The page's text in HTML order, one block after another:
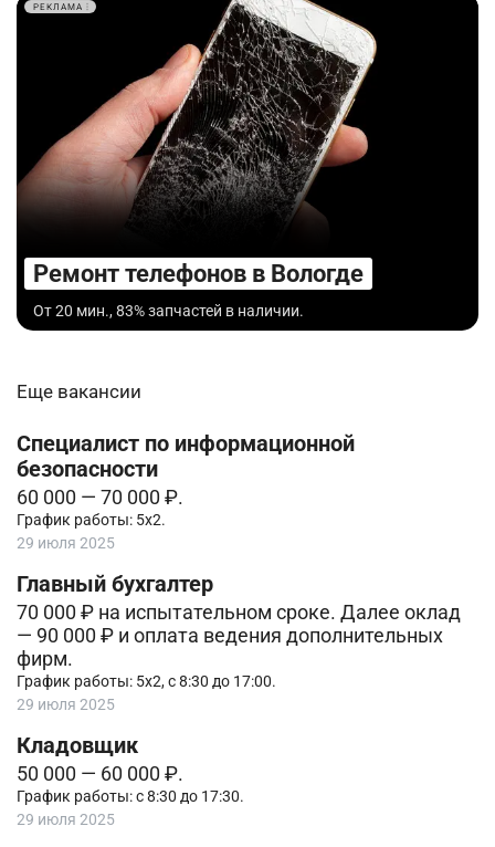
РЕКЛАМА
Ремонт телефонов в Вологде
От 20 мин., 83% запчастей в наличии.
Еще вакансии
Специалист по информационной
безопасности
60 000 — 70 000 ₽.
График работы: 5х2.
29 июля 2025
Главный бухгалтер
70 000 ₽ на испытательном сроке. Далее оклад
— 90 000 ₽ и оплата ведения дополнительных
фирм.
График работы: 5х2, с 8:30 до 17:00.
29 июля 2025
Кладовщик
50 000 — 60 000 ₽.
График работы: с 8:30 до 17:30.
29 июля 2025